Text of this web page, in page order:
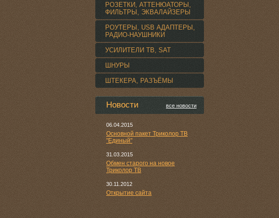
РОЗЕТКИ, АТТЕНЮАТОРЫ,
ФИЛЬТРЫ, ЭКВАЛАЙЗЕРЫ
РОУТЕРЫ, USB АДАПТЕРЫ,
РАДИО-НАУШНИКИ
УСИЛИТЕЛИ TВ, SAT
ШНУРЫ
ШТЕКЕРА, РАЗЪЁМЫ
Новости все новости
06.04.2015
Основной пакет Триколор ТВ
"Единый"
31.03.2015
Обмен старого на новое
Триколор ТВ
30.11.2012
Открытие сайта